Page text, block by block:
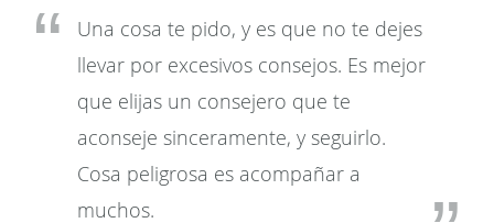
Una cosa te pido, y es que no te dejes
llevar por excesivos consejos. Es mejor
que elijas un consejero que te
aconseje sinceramente, y seguirlo.
Cosa peligrosa es acompañar a
muchos.